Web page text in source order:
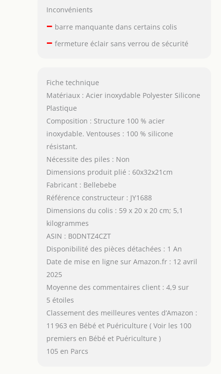
Inconvénients
– barre manquante dans certains colis
– fermeture éclair sans verrou de sécurité
Fiche technique
Matériaux : Acier inoxydable Polyester Silicone
Plastique
Composition : Structure 100 % acier
inoxydable. Ventouses : 100 % silicone
résistant.
Nécessite des piles : Non
Dimensions produit plié : 60x32x21cm
Fabricant : Bellebebe
Référence constructeur : JY1688
Dimensions du colis : 59 x 20 x 20 cm; 5,1
kilogrammes
ASIN : B0DNTZ4CZT
Disponibilité des pièces détachées : 1 An
Date de mise en ligne sur Amazon.fr : 12 avril
2025
Moyenne des commentaires client : 4,9 sur
5 étoiles
Classement des meilleures ventes d’Amazon :
11 963 en Bébé et Puériculture ( Voir les 100
premiers en Bébé et Puériculture )
105 en Parcs